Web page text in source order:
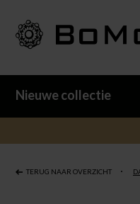
Nieuwe collectie
TERUG NAAR OVERZICHT